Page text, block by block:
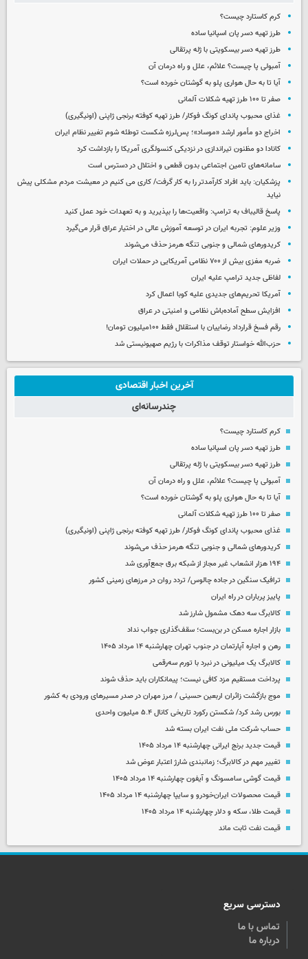
کرم کاستارد چیست؟
طرز تهیه دسر پان اسپانیا ساده
طرز تهیه دسر بیسکویتی با ژله پرتقالی
آمبولی پا چیست؟ علائم، علل و راه درمان آن
آیا تا به حال هواری پلو به گوشتان خورده است؟
صفر تا ۱۰۰ طرز تهیه شکلات آلمانی
غذای محبوب پاندای کونگ فوکار/ طرز تهیه کوفته برنجی ژاپنی (اونیگیری)
اخراج دو مأمور ارشد «موساد»؛ پس‌لرزه شکست توطئه شوم تغییر نظام ایران
کانادا دو مظنون تیراندازی در نزدیکی کنسولگری آمریکا را بازداشت کرد
سامانه‌های تامین اجتماعی بدون قطعی و اختلال در دسترس است
پزشکیان: باید افراد کارآمدتر را به کار گرفت/ کاری می کنیم در معیشت مردم مشکلی پیش
نیاید
پاسخ قالیباف به ترامپ: واقعیت‌ها را بپذیرید و به تعهدات خود عمل کنید
وزیر علوم: تجربه ایران در توسعه آموزش عالی در اختیار عراق قرار می‌گیرد
کریدورهای شمالی و جنوبی تنگه هرمز حذف می‌شوند
ضربه مغزی بیش از ۷۰۰ نظامی آمریکایی در حملات ایران
لفاظی جدید ترامپ علیه ایران
آمریکا تحریم‌های جدیدی علیه کوبا اعمال کرد
افزایش سطح آماده‌باش نظامی و امنیتی در عراق
رقم فسخ قرارداد رضاییان با استقلال فقط ۱۰۰میلیون تومان!
حزب‌الله خواستار توقف مذاکرات با رژیم صهیونیستی شد
آخرین اخبار اقتصادی
چندرسانه‌ای
کرم کاستارد چیست؟
طرز تهیه دسر پان اسپانیا ساده
طرز تهیه دسر بیسکویتی با ژله پرتقالی
آمبولی پا چیست؟ علائم، علل و راه درمان آن
آیا تا به حال هواری پلو به گوشتان خورده است؟
صفر تا ۱۰۰ طرز تهیه شکلات آلمانی
غذای محبوب پاندای کونگ فوکار/ طرز تهیه کوفته برنجی ژاپنی (اونیگیری)
کریدورهای شمالی و جنوبی تنگه هرمز حذف می‌شوند
۱۹۴ هزار انشعاب غیر مجاز از شبکه برق جمع‌آوری شد
ترافیک سنگین در جاده چالوس/ تردد روان در مرزهای زمینی کشور
پاییز پرباران در راه ایران
کالابرگ سه دهک مشمول شارز شد
بازار اجاره مسکن در بن‌بست؛ سقف‌گذاری جواب نداد
رهن و اجاره آپارتمان در جنوب تهران چهارشنبه ۱۴ مرداد ۱۴۰۵
کالابرگ یک میلیونی در نبرد با تورم سه‌رقمی
پرداخت مستقیم مزد کافی نیست؛ پیمانکاران باید حذف شوند
موج بازگشت زائران اربعین حسینی / مرز مهران در صدر مسیرهای ورودی به کشور
بورس رشد کرد/ شکستن رکورد تاریخی کانال ۵.۴ میلیون واحدی
حساب‌ شرکت ملی نفت ایران بسته شد
قیمت جدید برنج ایرانی چهارشنبه ۱۴ مرداد ۱۴۰۵
تغییر مهم در کالابرگ؛ زمانبندی‌ شارژ اعتبار عوض شد
قیمت گوشی سامسونگ و آیفون چهارشنبه ۱۴ مرداد ۱۴۰۵
قیمت محصولات ایران‌خودرو و سایپا چهارشنبه ۱۴ مرداد ۱۴۰۵
قیمت طلا، سکه و دلار چهارشنبه ۱۴ مرداد ۱۴۰۵
قیمت نفت ثابت ماند
دسترسی سریع
تماس با ما
درباره ما